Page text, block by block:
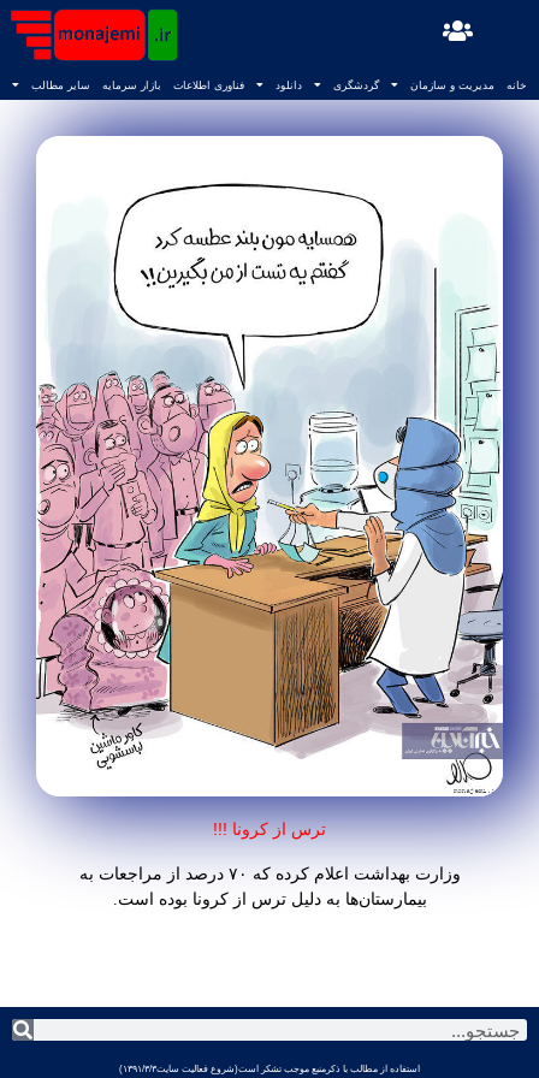
خانه مدیریت و سازمان گردشگری دانلود فناوری اطلاعات بازار سرمایه سایر مطالب
ترس از کرونا !!!
وزارت بهداشت اعلام کرده که ۷۰ درصد از مراجعات به
بیمارستان‌ها به دلیل ترس از کرونا بوده است.
استفاده از مطالب با ذکرمنبع موجب تشکر است(شروع فعالیت سایت۱۳۹۱/۳/۳)